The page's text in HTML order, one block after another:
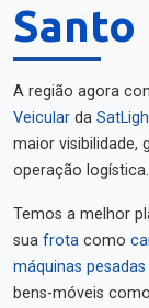
Santo
A região agora
Veicular da
maior visibilidade,
operação logística.
Temos a melhor
sua frota como
máquinas pesadas
bens-móveis como